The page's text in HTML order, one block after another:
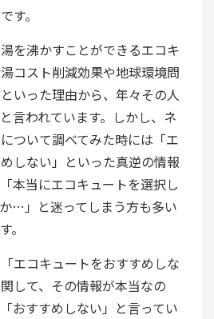
す。
を沸かすことができるエコキ
コスト削減効果や地球環境問
いった理由から、年々その人
言われています。しかし、ネ
ついて調べてみた時には「エ
しない」といった真逆の情報
本当にエコキュートを選択し
…」と迷ってしまう方も多い
。
エコキュートをおすすめしな
して、その情報が本当なの
おすすめしない」と言ってい